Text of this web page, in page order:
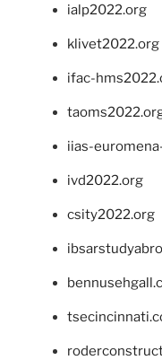
ialp2022.org
klivet2022.org
ifac-
iias-
ivd2022.org
csity2022.org